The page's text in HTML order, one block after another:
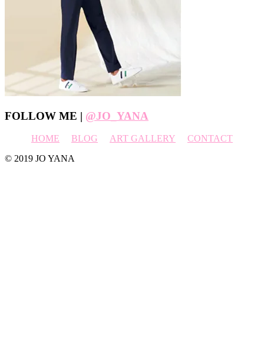
Footer
FOLLOW ME | @JO_YANA
HOME BLOG ART GALLERY
CONTACT
© 2019 JO YANA